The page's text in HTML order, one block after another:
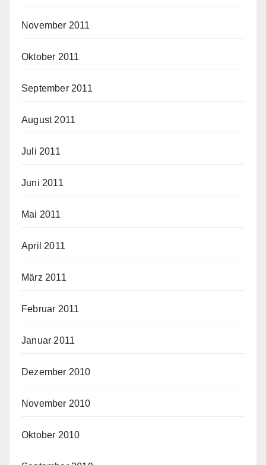
November 2011
Oktober 2011
September 2011
August 2011
Juli 2011
Juni 2011
Mai 2011
April 2011
März 2011
Februar 2011
Januar 2011
Dezember 2010
November 2010
Oktober 2010